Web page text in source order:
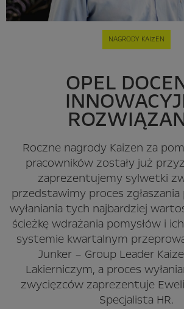
NAGRODY KAIZEN
OPEL
Roczne nagrody Kaizen za
pracowników zostały już
zaprezentujemy sylwetki
przedstawimy proces
wyłaniania tych najbardziej
ścieżkę wdrażania pomysłów i
systemie kwartalnym
Junker – Group Leader
Lakierniczym, a proces
zwycięzców zaprezentuje
Specjalista HR.